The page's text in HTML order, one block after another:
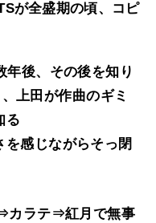
が全盛期の頃、コピ
年後、その後を知り
上田が作曲のギミ
る
感じながらそっ閉
カラテ⇒紅月で無事